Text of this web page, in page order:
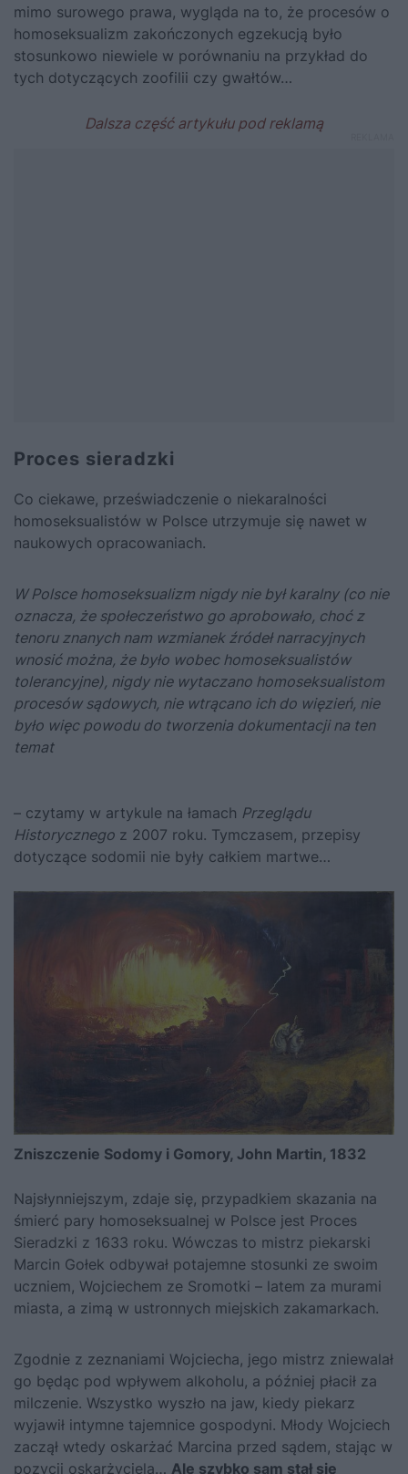
mimo surowego prawa, wygląda na to, że procesów o
homoseksualizm zakończonych egzekucją było
stosunkowo niewiele w porównaniu na przykład do
tych dotyczących zoofilii czy gwałtów…
Proces sieradzki
Co ciekawe, przeświadczenie o niekaralności
homoseksualistów w Polsce utrzymuje się nawet w
naukowych opracowaniach.
W Polsce homoseksualizm nigdy nie był karalny (co nie
oznacza, że społeczeństwo go aprobowało, choć z
tenoru znanych nam wzmianek źródeł narracyjnych
wnosić można, że było wobec homoseksualistów
tolerancyjne), nigdy nie wytaczano homoseksualistom
procesów sądowych, nie wtrącano ich do więzień, nie
było więc powodu do tworzenia dokumentacji na ten
temat
– czytamy w artykule na łamach Przeglądu
Historycznego z 2007 roku. Tymczasem, przepisy
dotyczące sodomii nie były całkiem martwe…
Zniszczenie Sodomy i Gomory, John Martin, 1832
Najsłynniejszym, zdaje się, przypadkiem skazania na
śmierć pary homoseksualnej w Polsce jest Proces
Sieradzki z 1633 roku. Wówczas to mistrz piekarski
Marcin Gołek odbywał potajemne stosunki ze swoim
uczniem, Wojciechem ze Sromotki – latem za murami
miasta, a zimą w ustronnych miejskich zakamarkach.
Zgodnie z zeznaniami Wojciecha, jego mistrz zniewalał
go będąc pod wpływem alkoholu, a później płacił za
milczenie. Wszystko wyszło na jaw, kiedy piekarz
wyjawił intymne tajemnice gospodyni. Młody Wojciech
zaczął wtedy oskarżać Marcina przed sądem, stając w
pozycji oskarżyciela… Ale szybko sam stał się